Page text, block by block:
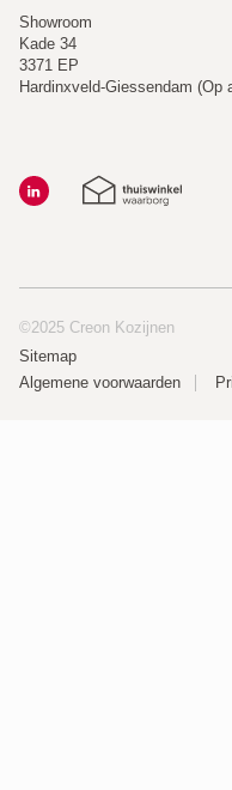
Showroom
Kade 34
3371 EP
Hardinxveld-Giessendam (Op
©2025 Creon Kozijnen
Sitemap
Algemene voorwaarden